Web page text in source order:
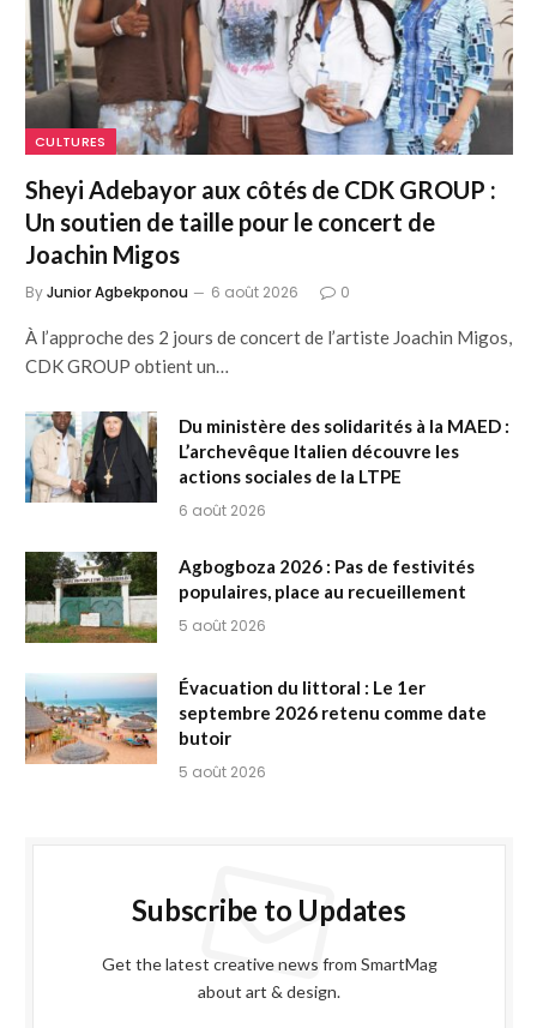
CULTURES
Sheyi Adebayor aux côtés de CDK GROUP :
Un soutien de taille pour le concert de
Joachin Migos
ByJunior Agbekponou 6 août 2026 0
À l’approche des 2 jours de concert de l’artiste Joachin Migos,
CDK GROUP obtient un…
Du ministère des solidarités à la MAED :
L’archevêque Italien découvre les
actions sociales de la LTPE
6 août 2026
Agbogboza 2026 : Pas de festivités
populaires, place au recueillement
5 août 2026
Évacuation du littoral : Le 1er
septembre 2026 retenu comme date
butoir
5 août 2026
Subscribe to Updates
Get the latest creative news from SmartMag
about art & design.